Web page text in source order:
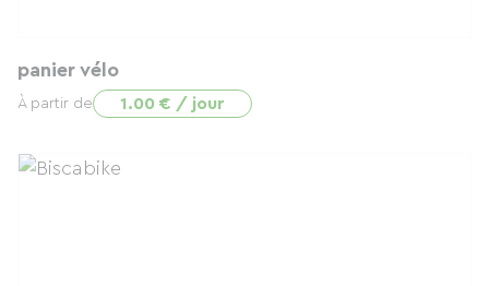
panier vélo
À partir de 1.00 € / jour